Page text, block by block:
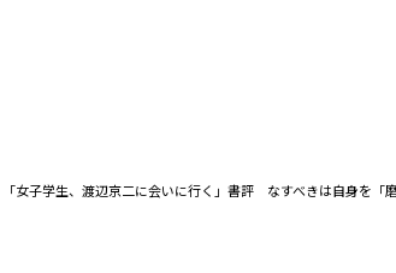
「女子学生、渡辺京二に会いに行く」書評 なすべきは自身を「